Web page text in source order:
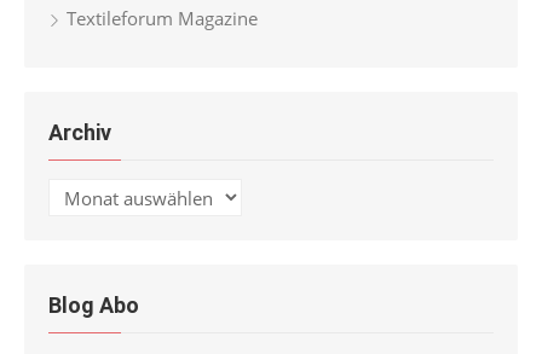
Textileforum Magazine
Archiv
Archiv
Blog Abo